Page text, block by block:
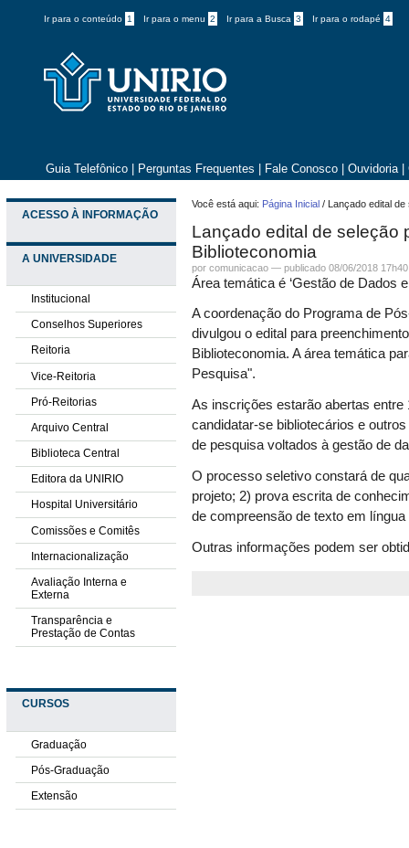
Ir para o conteúdo 1 Ir para o menu 2 Ir para a Busca 3 Ir para o rodapé 4
Guia Telefônico Perguntas Frequentes Fale Conosco Ouvidoria
ACESSO À INFORMAÇÃO
A UNIVERSIDADE
Institucional
Conselhos Superiores
Reitoria
Vice-Reitoria
Pró-Reitorias
Arquivo Central
Biblioteca Central
Editora da UNIRIO
Hospital Universitário
Comissões e Comitês
Internacionalização
Avaliação Interna e
Externa
Transparência e
Prestação de Contas
CURSOS
Graduação
Pós-Graduação
Extensão
Você está aqui: Página Inicial / Lançado edital
Lançado edital de seleção
Biblioteconomia
por comunicacao —publicado 08/06/2018
Área temática é ‘Gestão de Dados
A coordenação do Programa de
divulgou o edital para
Biblioteconomia. A área temática
Pesquisa".
As inscrições estarão abertas
candidatar-se bibliotecários e
de pesquisa voltados à gestão de
O processo seletivo constará de
projeto; 2) prova escrita de
de compreensão de texto em língua
Outras informações podem ser